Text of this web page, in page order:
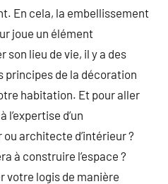
En cela, la embellissement
joue un élément
son lieu de vie, il y a des
de la décoration
habitation. Et pour aller
d’un
architecte d’intérieur ?
à construire l’espace ?
votre logis de manière